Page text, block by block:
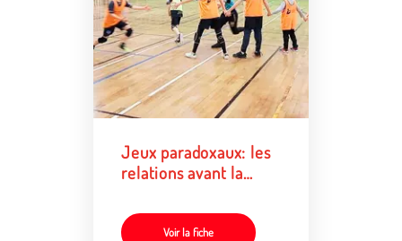
Jeux paradoxaux: les
relations avant la
Voir la fiche